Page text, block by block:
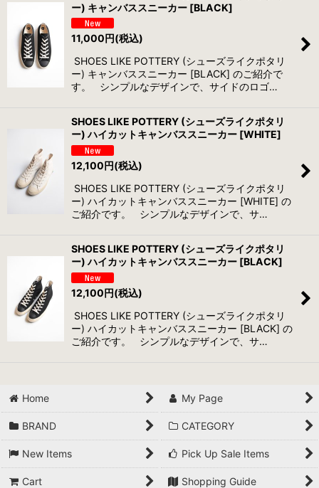
ー) キャンバススニーカー [BLACK]
11,000円(税込)
SHOES LIKE POTTERY (シューズライクポタリ
ー) キャンバススニーカー [BLACK] のご紹介で
す。 シンプルなデザインで、サイドのロゴ…
SHOES LIKE POTTERY (シューズライクポタリ
ー) ハイカットキャンバススニーカー [WHITE]
12,100円(税込)
SHOES LIKE POTTERY (シューズライクポタリ
ー) ハイカットキャンバススニーカー [WHITE] の
ご紹介です。 シンプルなデザインで、サ…
SHOES LIKE POTTERY (シューズライクポタリ
ー) ハイカットキャンバススニーカー [BLACK]
12,100円(税込)
SHOES LIKE POTTERY (シューズライクポタリ
ー) ハイカットキャンバススニーカー [BLACK] の
ご紹介です。 シンプルなデザインで、サ…
Home My Page
BRAND CATEGORY
New Items Pick Up Sale Items
Cart Shopping Guide